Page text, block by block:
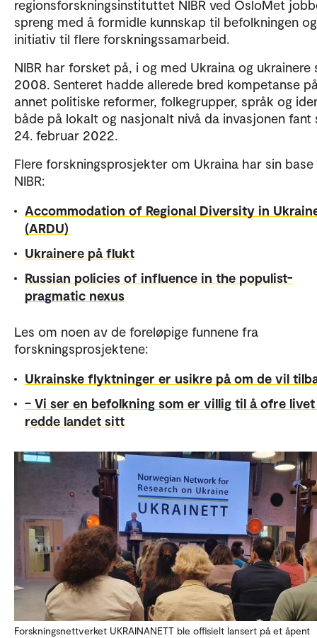
regionsforskningsinstituttet NIBR ved OsloMet
spreng med å formidle kunnskap til befolkningen
initiativ til flere forskningssamarbeid.
NIBR har forsket på, i og med Ukraina og ukrainere
2008. Senteret hadde allerede bred kompetanse
annet politiske reformer, folkegrupper, språk og
både på lokalt og nasjonalt nivå da invasjonen fant
24. februar 2022.
Flere forskningsprosjekter om Ukraina har sin base
NIBR:
Accommodation of Regional Diversity in
(ARDU)
Ukrainere på flukt
Russian policies of influence in the populist-
pragmatic nexus
Les om noen av de foreløpige funnene fra
forskningsprosjektene:
Ukrainske flyktninger er usikre på om de vil
– Vi ser en befolkning som er villig til å ofre
redde landet sitt
Forskningsnettverket UKRAINANETT ble offisielt lansert på et åpent